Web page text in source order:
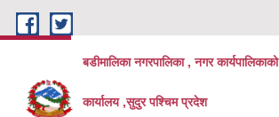
Skip to main content
बडीमालिका नगरपालिका , नगर कार्यपालिकाको
कार्यालय ,सुदुर पश्चिम प्रदेश